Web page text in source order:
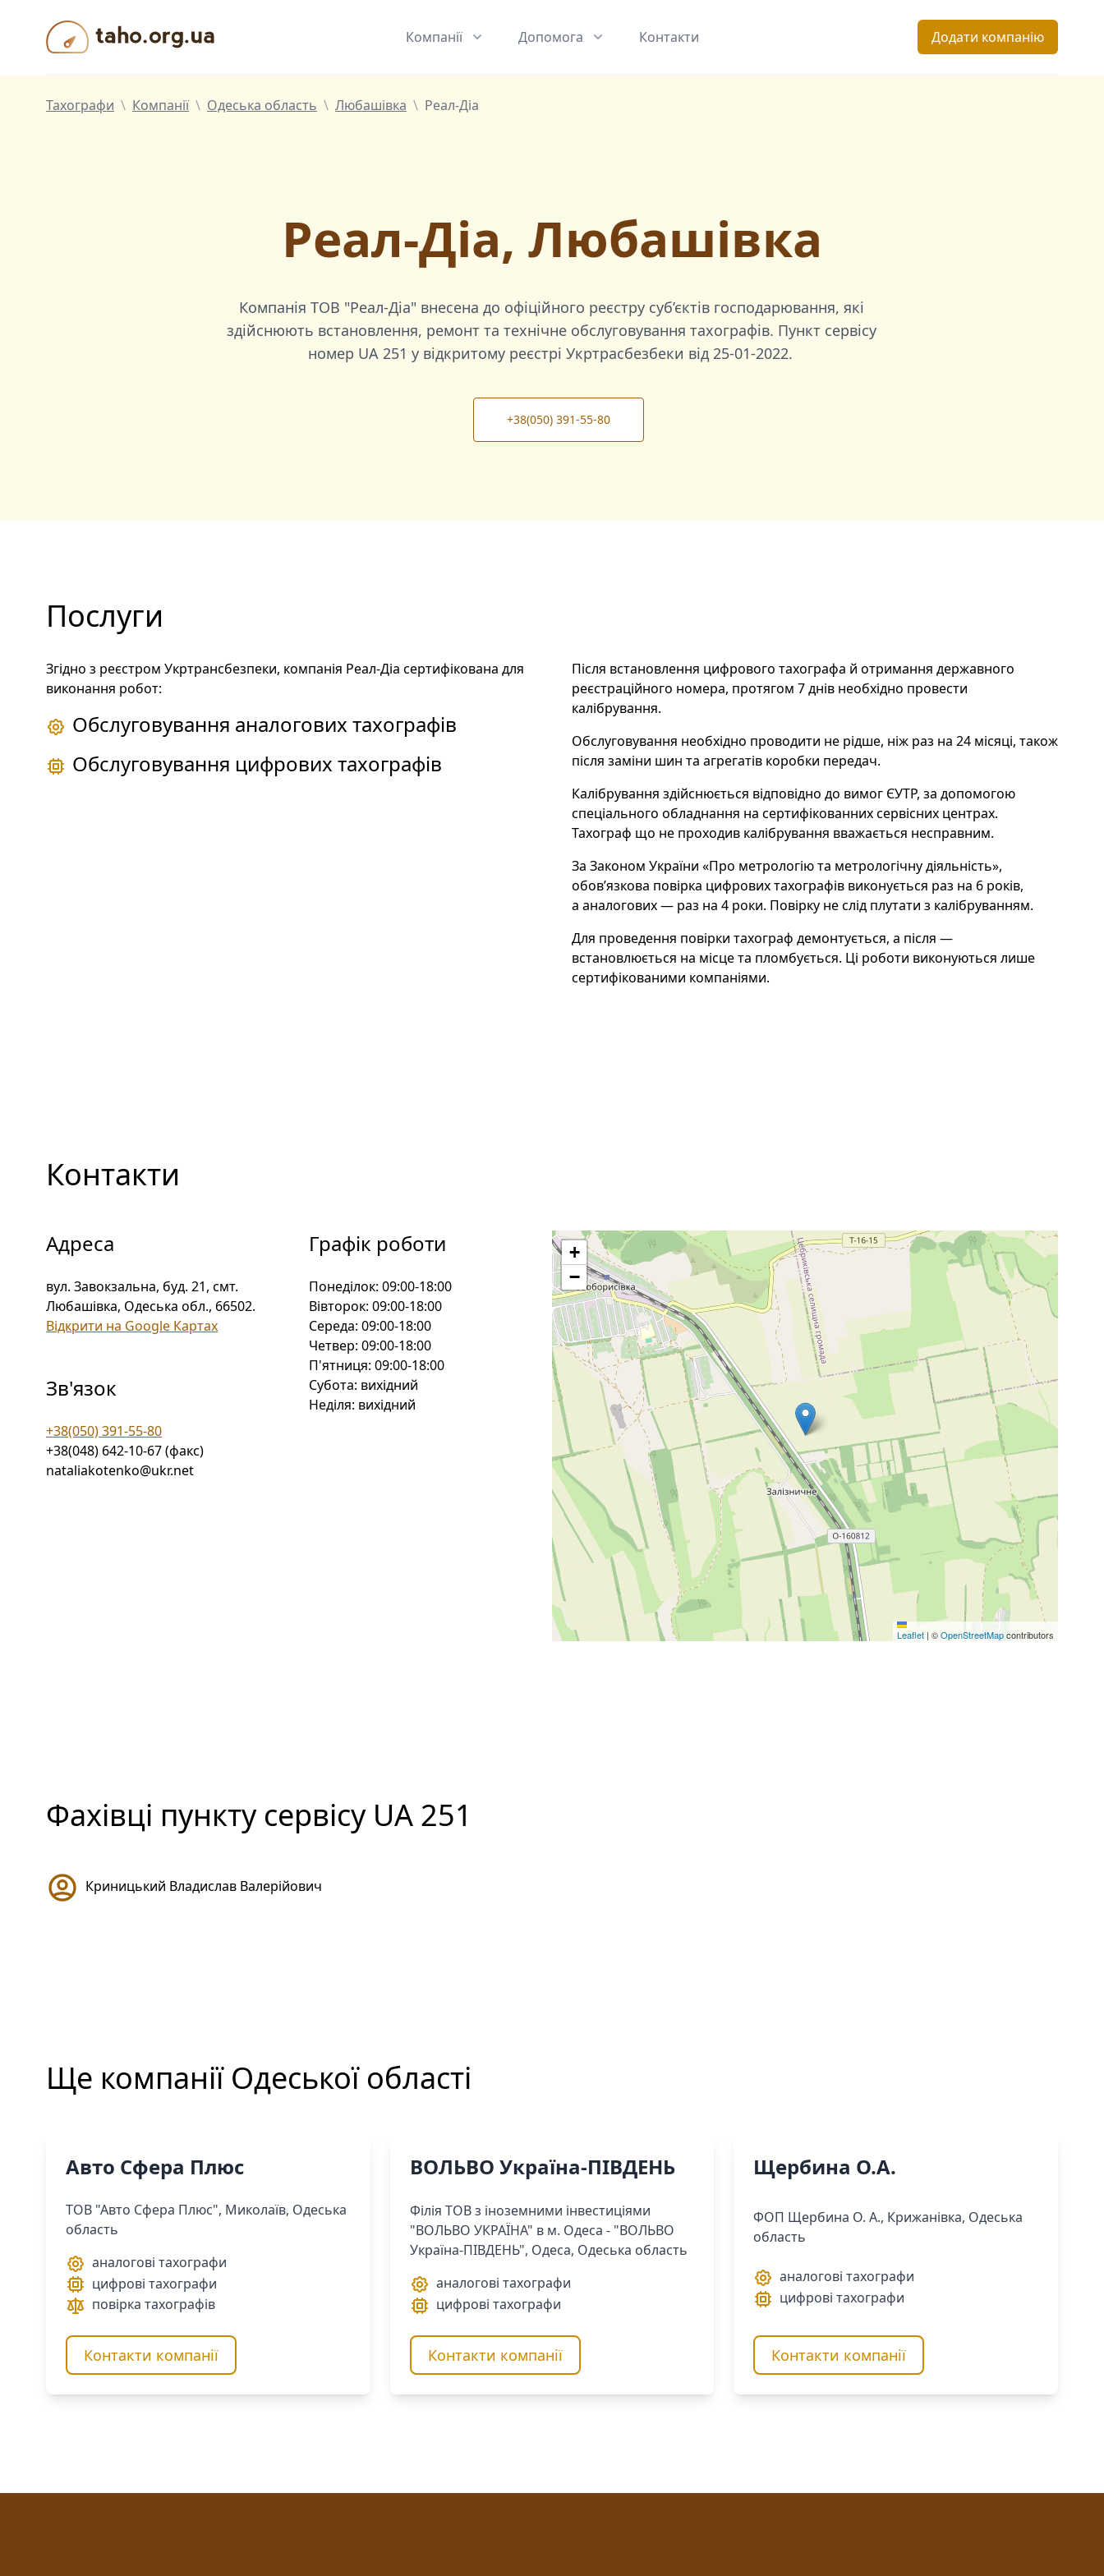
Taho.org.ua Компанії Допомога Контакти Додати компанію
Тахографи \ Компанії \ Одеська область \ Любашівка \ Реал-Діа
Реал-Діа, Любашівка
КомпаніяТОВ "Реал-Діа" внесена до офіційного реєстру суб’єктів господарювання, які
здійснюють встановлення, ремонт та технічне обслуговування тахографів. Пункт сервісу
номер UA 251 у відкритому реєстрі Укртрасбезбеки від 25-01-2022.
+38(050) 391-55-80
Послуги
Згідно з реєстром Укртрансбезпеки, компанія Реал-Діа сертифікована для
виконання робот:
Обслуговування аналогових тахографів
Обслуговування цифрових тахографів
Після встановлення цифрового тахографа й отримання державного
реєстраційного номера, протягом 7 днів необхідно провести
калібрування.
Обслуговування необхідно проводити не рідше, ніж раз на 24 місяці, також
після заміни шин та агрегатів коробки передач.
Калібрування здійснюється відповідно до вимог ЄУТР, за допомогою
спеціального обладнання на сертифікованних сервісних центрах.
Тахограф що не проходив калібрування вважається несправним.
За Законом України «Про метрологію та метрологічну діяльність»,
обов’язкова повірка цифрових тахографів виконується раз на 6 років,
а аналогових — раз на 4 роки. Повірку не слід плутати з калібруванням.
Для проведення повірки тахограф демонтується, а після —
встановлюється на місце та пломбується. Ці роботи виконуються лише
сертифікованими компаніями.
Контакти
Адреса
вул. Завокзальна, буд. 21, смт.
Любашівка, Одеська обл., 66502.
Відкрити на Google Картах
Зв'язок
+38(050) 391-55-80
+38(048) 642-10-67 (факс)
nataliakotenko@ukr.net
Графік роботи
Понеділок: 09:00-18:00
Вівторок: 09:00-18:00
Середа: 09:00-18:00
Четвер: 09:00-18:00
П'ятниця: 09:00-18:00
Субота: вихідний
Неділя: вихідний
+
−
Leaflet | ©OpenStreetMapcontributors
Фахівці пункту сервісу UA 251
Криницький Владислав Валерійович
Ще компанії Одеськоїобласті
Авто Сфера Плюс
ТОВ "Авто Сфера Плюс", Миколаїв, Одеська
область
аналогові тахографи
цифрові тахографи
повірка тахографів
Контакти компанії
ВОЛЬВО Україна-ПІВДЕНЬ
Філія ТОВ з іноземними інвестиціями
"ВОЛЬВО УКРАЇНА" в м. Одеса - "ВОЛЬВО
Україна-ПІВДЕНЬ", Одеса, Одеська область
аналогові тахографи
цифрові тахографи
Контакти компанії
Щербина О.А.
ФОП Щербина О. А., Крижанівка, Одеська
область
аналогові тахографи
цифрові тахографи
Контакти компанії